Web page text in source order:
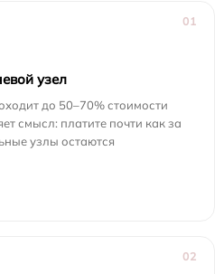
01
узел
до 50–70% стоимости
смысл: платите почти как за
узлы остаются
02